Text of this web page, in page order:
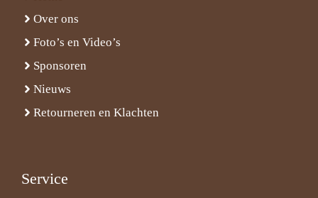
Over ons
Foto’s en Video’s
Sponsoren
Nieuws
Retourneren en Klachten
Service